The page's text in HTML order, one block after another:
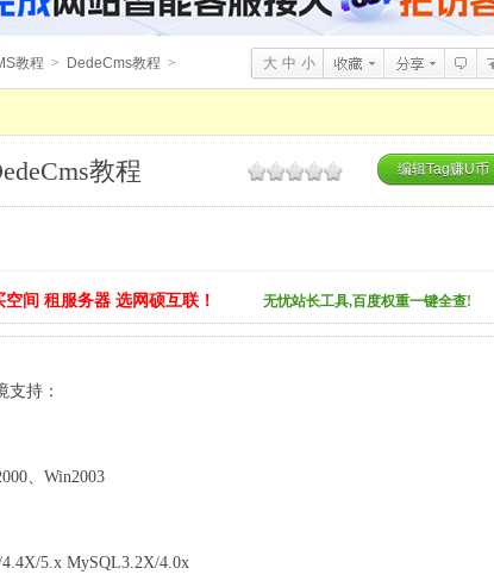
教程 > DedeCms教程 > 大 中 小
教程 编辑Tag赚U币
空间 租服务器 选网硕互联！ 无忧站长工具,百度权重一键全查!
支持：
、Win2003
5.x MySQL3.2X/4.0x